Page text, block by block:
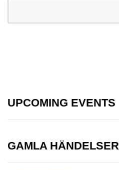
UPCOMING EVENTS
GAMLA HÄNDELSER